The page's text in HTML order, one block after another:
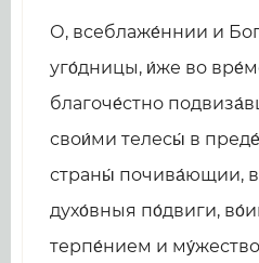
О, всеблаже́ннии и
уго́дницы, и́же во
благоче́стно
свои́ми телесы́ в
страны́ почива́ющии,
духо́вныя по́двиги,
терпе́нием и